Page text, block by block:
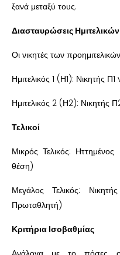
ξανά μεταξύ τους.
Διασταυρώσεις Ημιτελικών
Οι νικητές των
Ημιτελικός 1 (Η1): Νικητής
Ημιτελικός 2 (Η2): Νικητής
Τελικοί
Μικρός Τελικός:
θέση)
Μεγάλος Τελικός:
Πρωταθλητή)
Κριτήρια Ισοβαθμίας